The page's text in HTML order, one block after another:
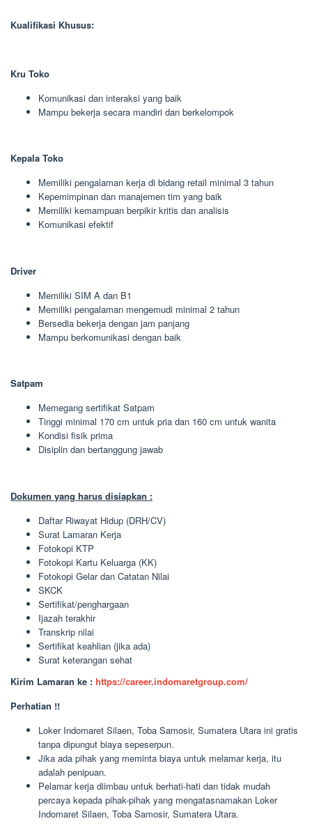
Kualifikasi Khusus:
Kru Toko
Komunikasi dan interaksi yang baik
Mampu bekerja secara mandiri dan berkelompok
Kepala Toko
Memiliki pengalaman kerja di bidang retail minimal 3 tahun
Kepemimpinan dan manajemen tim yang baik
Memiliki kemampuan berpikir kritis dan analisis
Komunikasi efektif
Driver
Memiliki SIM A dan B1
Memiliki pengalaman mengemudi minimal 2 tahun
Bersedia bekerja dengan jam panjang
Mampu berkomunikasi dengan baik
Satpam
Memegang sertifikat Satpam
Tinggi minimal 170 cm untuk pria dan 160 cm untuk wanita
Kondisi fisik prima
Disiplin dan bertanggung jawab
Dokumen yang harus disiapkan :
Daftar Riwayat Hidup (DRH/CV)
Surat Lamaran Kerja
Fotokopi KTP
Fotokopi Kartu Keluarga (KK)
Fotokopi Gelar dan Catatan Nilai
SKCK
Sertifikat/penghargaan
Ijazah terakhir
Transkrip nilai
Sertifikat keahlian (jika ada)
Surat keterangan sehat
Kirim Lamaran ke : https://career.indomaretgroup.com/
Perhatian !!
Loker Indomaret Silaen, Toba Samosir, Sumatera Utara ini gratis
tanpa dipungut biaya sepeserpun.
Jika ada pihak yang meminta biaya untuk melamar kerja, itu
adalah penipuan.
Pelamar kerja diimbau untuk berhati-hati dan tidak mudah
percaya kepada pihak-pihak yang mengatasnamakan Loker
Indomaret Silaen, Toba Samosir, Sumatera Utara.